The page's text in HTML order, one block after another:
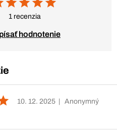
1 recenzia
hodnotenie
10. 12. 2025 | Anonymný